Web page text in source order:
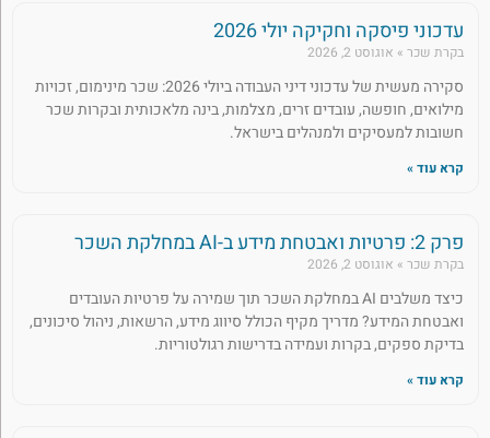
עדכוני פיסקה וחקיקה יולי 2026
בקרת שכר אוגוסט 2, 2026
סקירה מעשית של עדכוני דיני העבודה ביולי 2026: שכר מינימום, זכויות
מילואים, חופשה, עובדים זרים, מצלמות, בינה מלאכותית ובקרות שכר
חשובות למעסיקים ולמנהלים בישראל.
קרא עוד »
פרק 2: פרטיות ואבטחת מידע ב-AI במחלקת השכר
בקרת שכר אוגוסט 2, 2026
כיצד משלבים AI במחלקת השכר תוך שמירה על פרטיות העובדים
ואבטחת המידע? מדריך מקיף הכולל סיווג מידע, הרשאות, ניהול סיכונים,
בדיקת ספקים, בקרות ועמידה בדרישות רגולטוריות.
קרא עוד »